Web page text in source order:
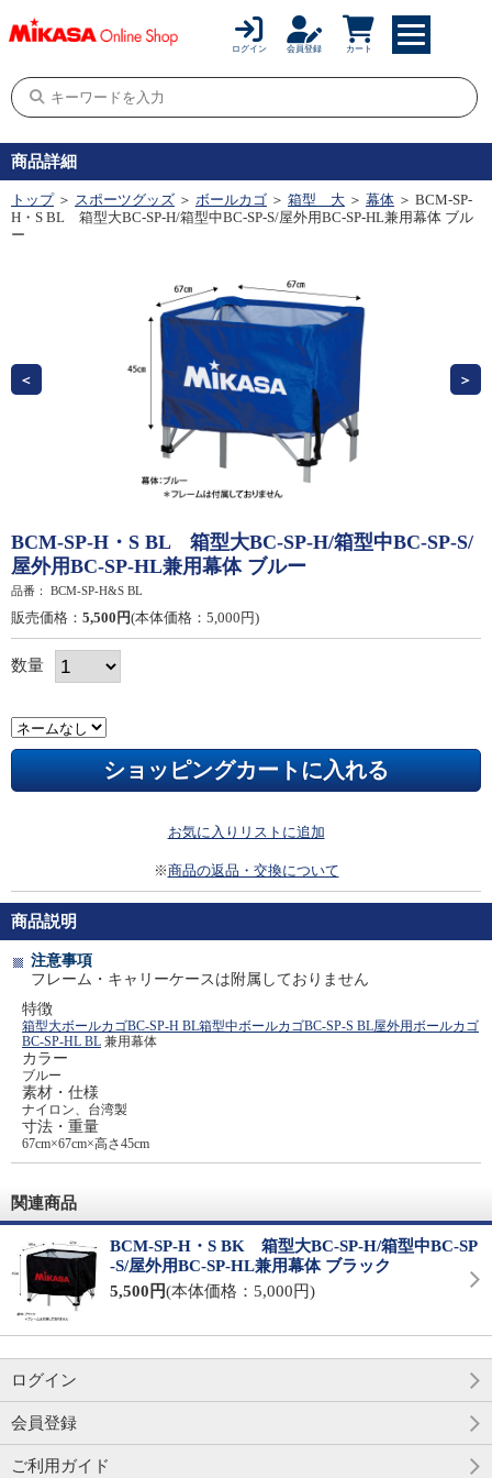
ログイン 会員登録 カート
商品詳細
トップ ＞ スポーツグッズ ＞ ボールカゴ ＞ 箱型 大 ＞ 幕体 ＞ BCM-SP-
H・S BL 箱型大BC-SP-H/箱型中BC-SP-S/屋外用BC-SP-HL兼用幕体 ブル
ー
BCM-SP-H・S BL 箱型大BC-SP-H/箱型中BC-SP-S/
屋外用BC-SP-HL兼用幕体 ブルー
品番： BCM-SP-H&S BL
販売価格： 5,500円(本体価格：5,000円)
数量
お気に入りリストに追加
※商品の返品・交換について
商品説明
注意事項
フレーム・キャリーケースは附属しておりません
特徴
箱型大ボールカゴBC-SP-H BL箱型中ボールカゴBC-SP-S BL屋外用ボールカゴ
BC-SP-HL BL 兼用幕体
カラー
ブルー
素材・仕様
ナイロン、台湾製
寸法・重量
67cm×67cm×高さ45cm
関連商品
BCM-SP-H・S BK 箱型大BC-SP-H/箱型中BC-SP
-S/屋外用BC-SP-HL兼用幕体 ブラック
5,500円(本体価格：5,000円)
ログイン
会員登録
ご利用ガイド